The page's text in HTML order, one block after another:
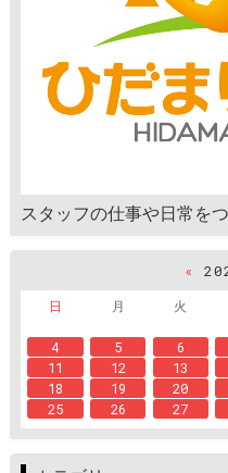
スタッフの仕事や日常を
«
日
月 火
4
5 6
11
12 13
18
19 20
25
26 27